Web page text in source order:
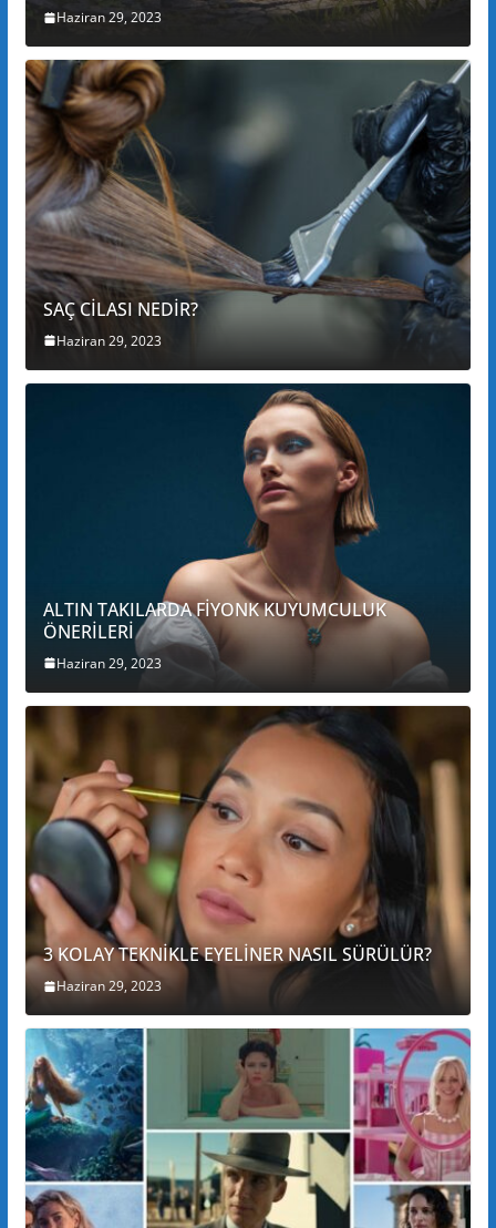
Haziran 29, 2023
SAÇ CİLASI NEDİR?
Haziran 29, 2023
ALTIN TAKILARDA FİYONK KUYUMCULUK
ÖNERİLERİ
Haziran 29, 2023
3 KOLAY TEKNİKLE EYELİNER NASIL SÜRÜLÜR?
Haziran 29, 2023